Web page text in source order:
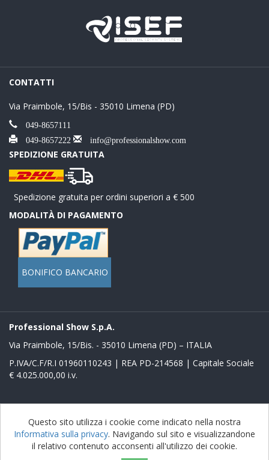
CONTATTI
Via Praimbole, 15/Bis - 35010 Limena (PD)
049-8657111
049-8657222
info@professionalshow.com
SPEDIZIONE GRATUITA
Spedizione gratuita per ordini superiori a € 500
MODALITÀ DI PAGAMENTO
BONIFICO BANCARIO
Professional Show S.p.A.
Via Praimbole, 15/Bis. - 35010 Limena (PD) – ITALIA
P.IVA/C.F/R.I 01960110243 | REA PD-214568 | Capitale Sociale
€ 4.025.000,00 i.v.
Powered bynopCommerce
Copyright © 2026 Store Proshow. Tutti i diritti riservati
nopAccelerate Noble Theme
Questo sito utilizza i cookie come indicato nella nostra
Informativa sulla privacy. Navigando sul sito e visualizzandone
il relativo contenuto acconsenti all'utilizzo dei cookie.